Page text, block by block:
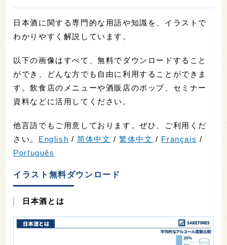
日本酒に関する専門的な用語や知識を、イラストで
わかりやすく解説しています。
以下の画像はすべて、無料でダウンロードすること
ができ、どんな方でも自由に利用することができま
す。飲食店のメニューや酒販店のポップ、セミナー
資料などに活用してください。
他言語でもご用意しております。ぜひ、ご利用くだ
さい。 English /简体中文 /繁体中文 / Français /
Português
イラスト無料ダウンロード
日本酒とは